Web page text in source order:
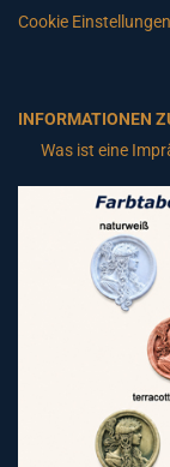
Cookie Einstellungen
INFORMATIONEN
Was ist eine